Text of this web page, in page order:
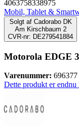
4063758338975
Mobil, Tablet &
Solgt af Cadorabo DK
Am Kirschbaum 2
CVR-nr: DE279541884
Motorola EDGE
Varenummer: 696377
Dette produkt er